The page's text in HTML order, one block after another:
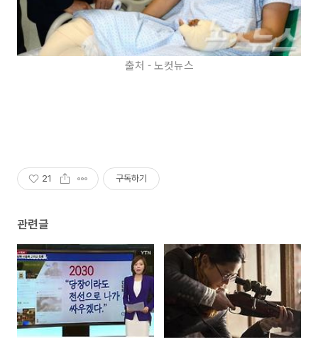
출처 - 노컷뉴스
21 구독하기
관련글